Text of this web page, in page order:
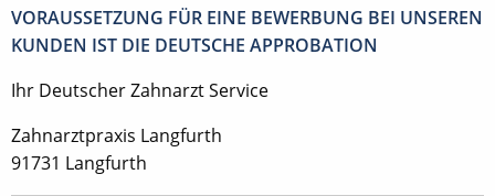
VORAUSSETZUNG FÜR EINE BEWERBUNG BEI UNSEREN
KUNDEN IST DIE DEUTSCHE APPROBATION
Ihr Deutscher Zahnarzt Service
Zahnarztpraxis Langfurth
91731 Langfurth